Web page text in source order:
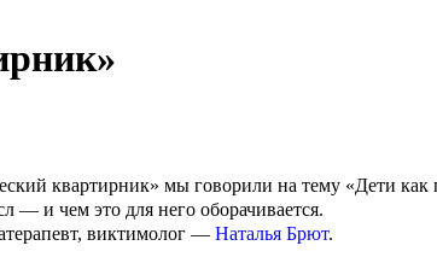
квартирник» мы говорили на тему «Дети
— и чем это для него оборачивается.
виктимолог — Наталья Брют.